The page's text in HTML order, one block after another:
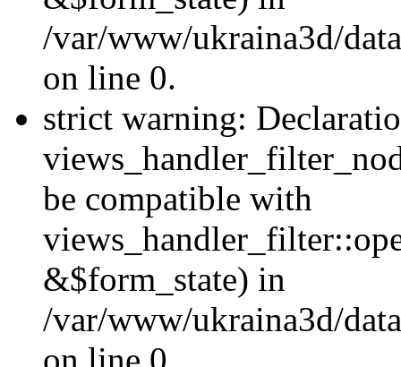
/var/www/ukraina3d/
on line 0.
strict warning:
be compatible with
&$form_state) in
/var/www/ukraina3d/